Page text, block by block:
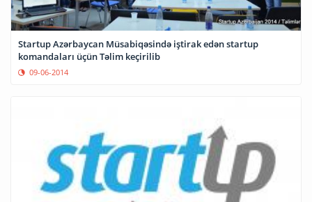
Startup Azərbaycan Müsabiqəsində iştirak edən startup
komandaları üçün Təlim keçirilib
09-06-2014